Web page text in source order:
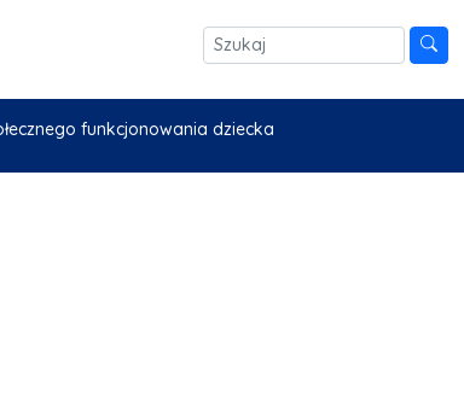
funkcjonowania dziecka